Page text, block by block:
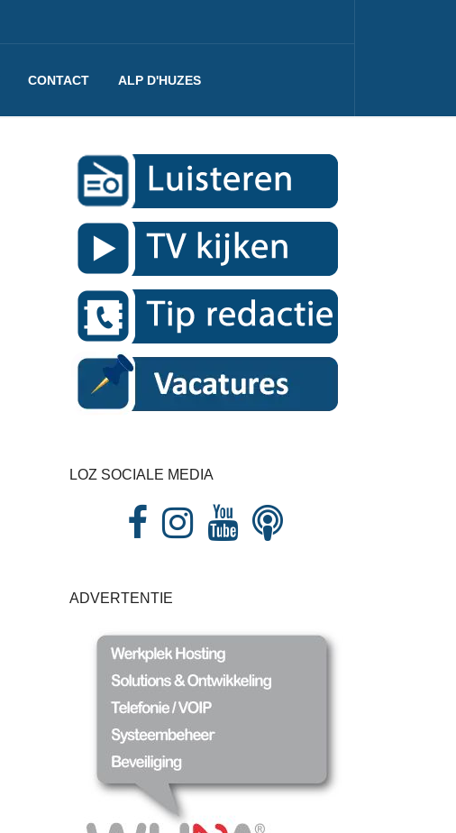
CONTACT ALP D'HUZES
LOZ SOCIALE MEDIA
ADVERTENTIE